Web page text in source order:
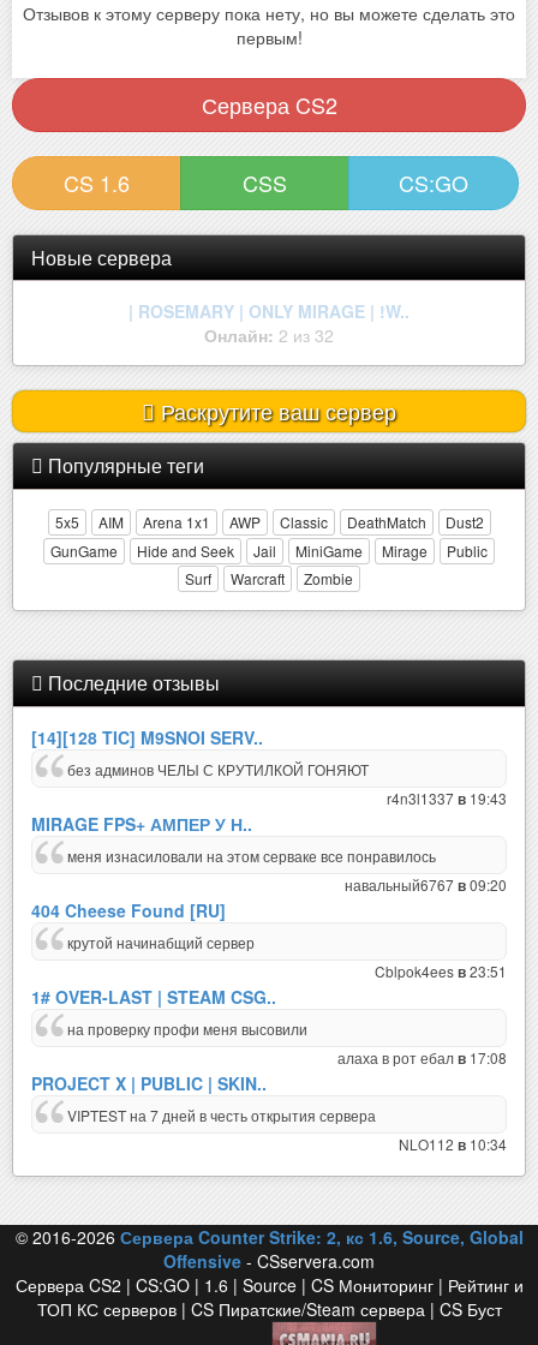
Отзывов к этому серверу пока нету, но вы можете сделать это
первым!
Сервера CS2
CS 1.6 CSS CS:GO
Новые сервера
| ROSEMARY | ONLY MIRAGE | !W..
Онлайн: 2 из 32
Раскрутите ваш сервер
Популярные теги
5x5 AIM Arena 1x1 AWP Classic DeathMatch
Dust2
GunGame
Hide and Seek Jail MiniGame Mirage
Public
Surf
Warcraft Zombie
Последние отзывы
[14][128 TIC] M9SNOI SERV..
без админов ЧЕЛЫ С КРУТИЛКОЙ ГОНЯЮТ
r4n3l1337в 19:43
MIRAGE FPS+ АМПЕР У Н..
меня изнасиловали на этом серваке все понравилось
навальный6767в09:20
404 Cheese Found [RU]
крутой начинабщий сервер
Cblpok4eesв23:51
1# OVER-LAST | STEAM CSG..
на проверку профи меня высовили
алаха в рот ебалв 17:08
PROJECT X | PUBLIC | SKIN..
VIPTEST на 7 дней в честь открытия сервера
NLO112 в 10:34
© 2016-2026 Сервера Counter Strike: 2, кс 1.6, Source, Global
Offensive - CSservera.com
Сервера CS2 | CS:GO | 1.6 | Source | CS Мониторинг | Рейтинг и
ТОП КС серверов | CS Пиратские/Steam сервера | CS Буст